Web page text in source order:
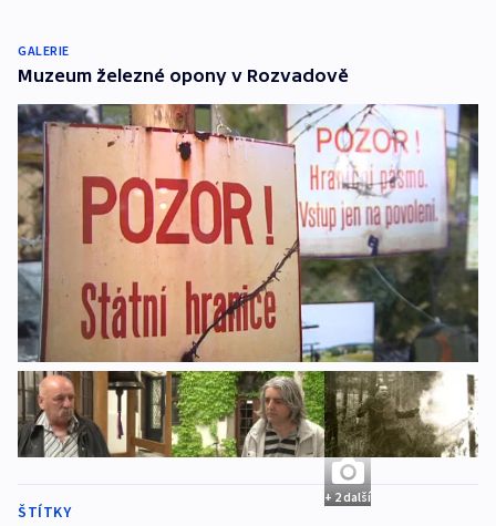
GALERIE
Muzeum železné opony v Rozvadově
+ 2 další
ŠTÍTKY